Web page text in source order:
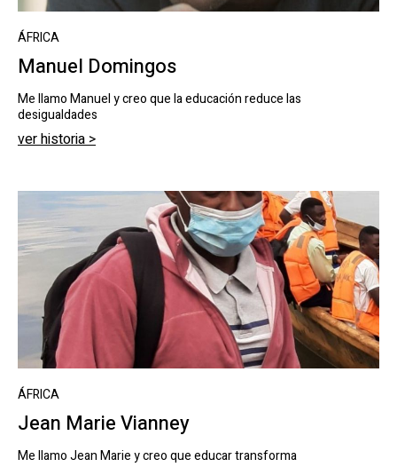
ÁFRICA
Manuel Domingos
Me llamo Manuel y creo que la educación reduce las
desigualdades
ver historia >
ÁFRICA
Jean Marie Vianney
Me llamo Jean Marie y creo que educar transforma